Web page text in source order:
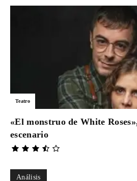
Teatro
«El monstruo de White
escenario
Análisis